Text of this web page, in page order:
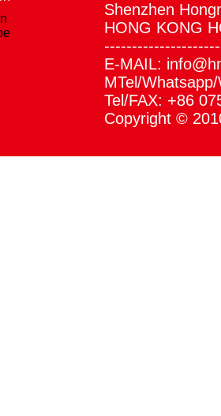
Shenzhen
HONG KONG
E-MAIL:
MTel/
Tel/FAX: +86
Copyright ©